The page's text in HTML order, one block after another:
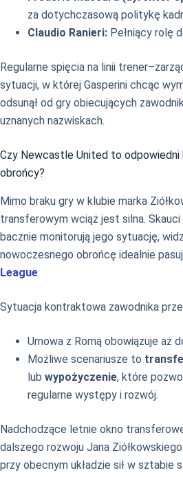
za dotychczasową politykę
Claudio Ranieri: Pełniący rolę
Regularne spięcia na linii
sytuacji, w której Gasperini chcąc
odsunął od gry obiecujących
uznanych nazwiskach.
Czy Newcastle United to odpowiedni
obrońcy?
Mimo braku gry w klubie marka
transferowym wciąż jest silna. Skauci
bacznie monitorują jego sytuację,
nowoczesnego obrońcę idealnie
League.
Sytuacja kontraktowa zawodnika
Umowa z Romą obowiązuje aż
Możliwe scenariusze to
lub wypożyczenie, które
regularne występy i rozwój.
Nadchodzące letnie okno
dalszego rozwoju Jana
przy obecnym układzie sił w sztabie